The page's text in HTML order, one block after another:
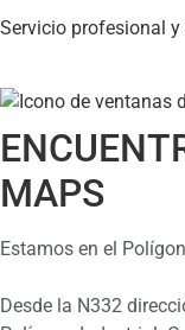
Servicio profesional
MAPS
Estamos en el
Desde la N332